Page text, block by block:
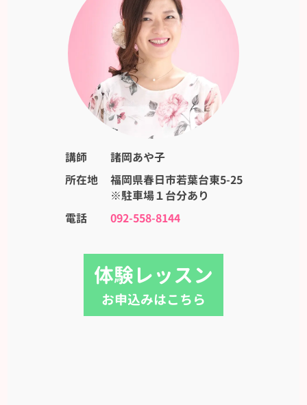
講師
諸岡あや子
所在地
福岡県春日市若葉台東5-25
※駐車場１台分あり
電話
092-558-8144
体験レッスン
お申込みはこちら